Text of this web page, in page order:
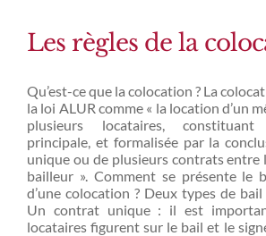
Les règles de la
Qu’est-ce que la colocation ? La
la loi ALUR comme « la location d’un
plusieurs locataires,
principale, et formalisée par la
unique ou de plusieurs contrats entre
bailleur ». Comment se présente le
d’une colocation ? Deux types de
Un contrat unique : il est
locataires figurent sur le bail et le